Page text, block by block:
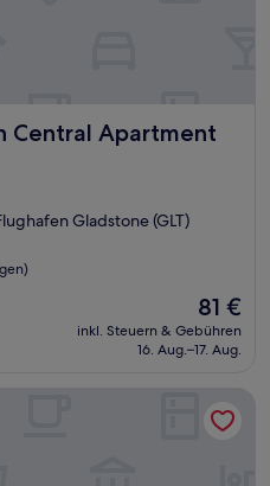
Central Apartment
Apartment Hotel
Gladstone (GLT)
Der
Preis
beträgt
81 €
inkl. Steuern & Gebühren
16. Aug.–17. Aug.